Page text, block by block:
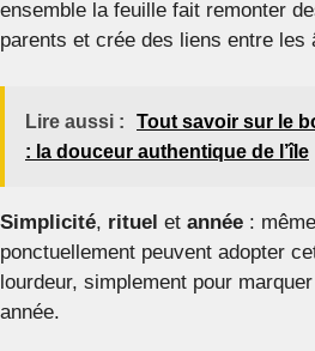
ensemble la feuille fait remonter
parents et crée des liens entre les
Lire aussi :
Tout savoir sur le
: la douceur authentique de l’île
Simplicité, rituel et année :
ponctuellement peuvent adopter
lourdeur, simplement pour
année.